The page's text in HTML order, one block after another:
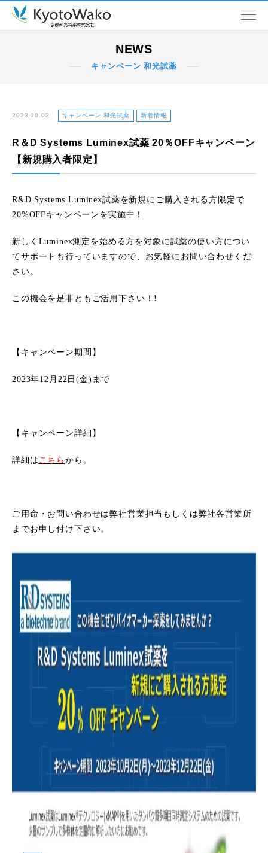
取扱品目
SDGs
NEWS
キャンペーン 和光試薬
2023.10.02 キャンペーン 和光試薬 新着情報
R＆D Systems Luminex試薬 20％OFFキャンペーン
【新規購入者限定】
R&D Systems Luminex試薬を新規にご購入される方限定で
20%OFFキャンペーンを実施中！
新しくLuminex測定を始める方を対象に試薬の使い方につい
てサポートも行っていますので、お気軽にお問い合わせくだ
さい。
この機会を是非ともご活用下さい！!
【キャンペーン期間】
2023年12月22日(金)まで
【キャンペーン詳細】
詳細は こちらから。
ご用命・お問い合わせは弊社営業担当もしくは弊社各営業所
までお申し付け下さい。